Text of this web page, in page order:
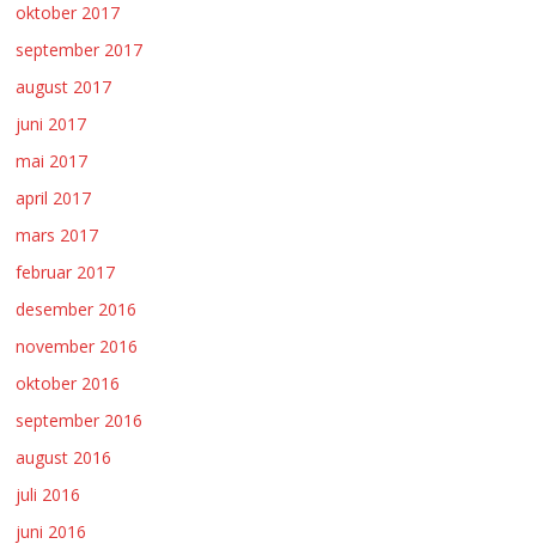
oktober 2017
september 2017
august 2017
juni 2017
mai 2017
april 2017
mars 2017
februar 2017
desember 2016
november 2016
oktober 2016
september 2016
august 2016
juli 2016
juni 2016